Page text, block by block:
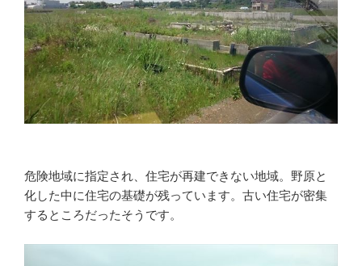
危険地域に指定され、住宅が再建できない地域。野原と
化した中に住宅の基礎が残っています。古い住宅が密集
するところだったそうです。